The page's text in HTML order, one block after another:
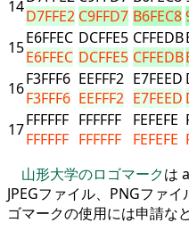
14D7FFE2 C9FFD7 B6FEC8
15E6FFEC
E6FFEC
DCFFE5
DCFFE5
CFFEDB
CFFEDB
16F3FFF6
F3FFF6
EEFFF2
EEFFF2
E7FEED
E7FEED
17FFFFFF
FFFFFF
FFFFFF
FFFFFF
FEFEFE
FEFEFE
山形大学のロゴマークは
JPEGファイル、PNGファ
ゴマークの使用には申請な